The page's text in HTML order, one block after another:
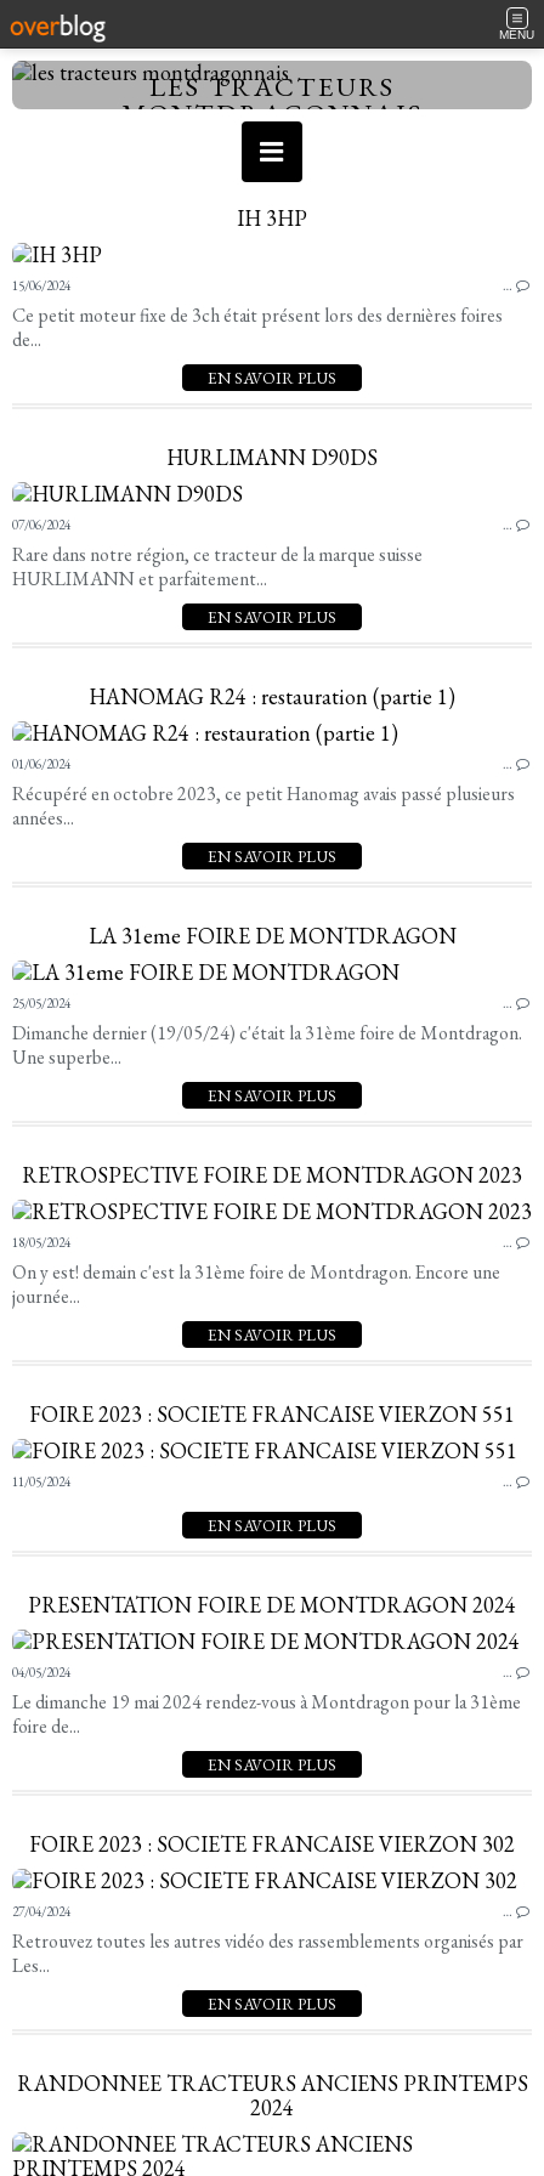
MENU
LES TRACTEURS
MONTDRAGONNAIS
IH 3HP
15/06/2024 …
Ce petit moteur fixe de 3ch était présent lors des dernières foires
de...
EN SAVOIR PLUS
HURLIMANN D90DS
07/06/2024 …
Rare dans notre région, ce tracteur de la marque suisse
HURLIMANN et parfaitement...
EN SAVOIR PLUS
HANOMAG R24 : restauration (partie 1)
01/06/2024 …
Récupéré en octobre 2023, ce petit Hanomag avais passé plusieurs
années...
EN SAVOIR PLUS
LA 31eme FOIRE DE MONTDRAGON
25/05/2024 …
Dimanche dernier (19/05/24) c'était la 31ème foire de Montdragon.
Une superbe...
EN SAVOIR PLUS
RETROSPECTIVE FOIRE DE MONTDRAGON 2023
18/05/2024 …
On y est! demain c'est la 31ème foire de Montdragon. Encore une
journée...
EN SAVOIR PLUS
FOIRE 2023 : SOCIETE FRANCAISE VIERZON 551
11/05/2024 …
EN SAVOIR PLUS
PRESENTATION FOIRE DE MONTDRAGON 2024
04/05/2024 …
Le dimanche 19 mai 2024 rendez-vous à Montdragon pour la 31ème
foire de...
EN SAVOIR PLUS
FOIRE 2023 : SOCIETE FRANCAISE VIERZON 302
27/04/2024 …
Retrouvez toutes les autres vidéo des rassemblements organisés par
Les...
EN SAVOIR PLUS
RANDONNEE TRACTEURS ANCIENS PRINTEMPS
2024